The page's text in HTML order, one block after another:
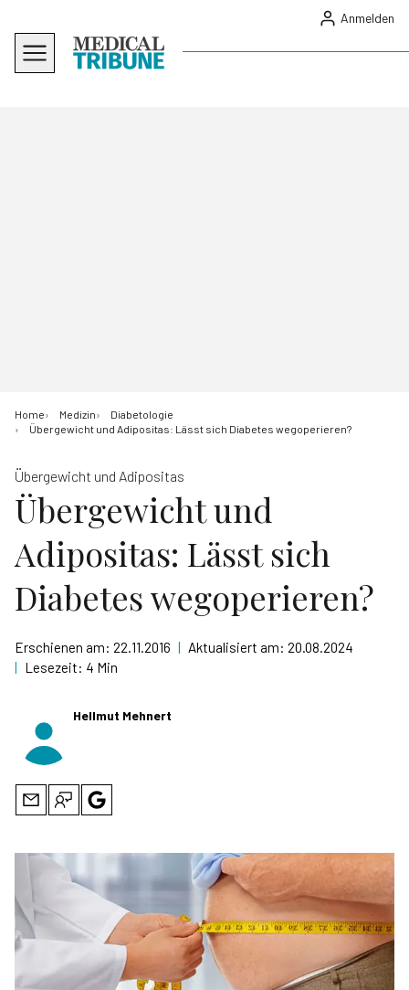
Anmelden
Home Medizin
Diabetologie
Übergewicht und Adipositas: Lässt sich Diabetes wegoperieren?
Übergewicht und Adipositas
Übergewicht und
Adipositas: Lässt sich
Diabetes wegoperieren?
Erschienen am: 22.11.2016 | Aktualisiert am: 20.08.2024
| Lesezeit: 4 Min
Hellmut Mehnert